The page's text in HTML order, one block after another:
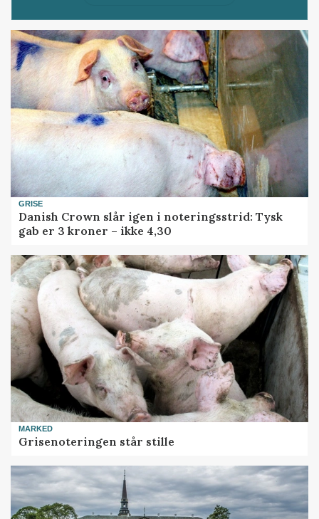
GRISE
Danish Crown slår igen i noteringsstrid: Tysk
gab er 3 kroner – ikke 4,30
MARKED
Grisenoteringen står stille